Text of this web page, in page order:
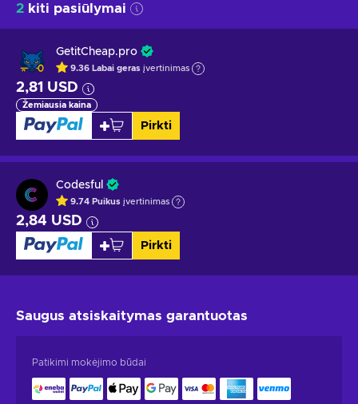
2 kiti pasiūlymai
GetitCheap.pro
9.36 Labai geras įvertinimas
2,81 USD
Žemiausia kaina
Pirkti
Codesful
9.74 Puikus įvertinimas
2,84 USD
Pirkti
Saugus atsiskaitymas garantuotas
Patikimi mokėjimo būdai